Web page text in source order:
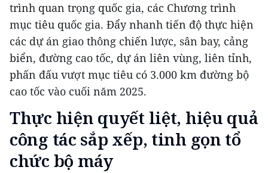
trình quan trọng quốc gia, các Chương trình
mục tiêu quốc gia. Đẩy nhanh tiến độ thực hiện
các dự án giao thông chiến lược, sân bay, cảng
biển, đường cao tốc, dự án liên vùng, liên tỉnh,
phấn đấu vượt mục tiêu có 3.000 km đường bộ
cao tốc vào cuối năm 2025.
Thực hiện quyết liệt, hiệu quả
công tác sắp xếp, tinh gọn tổ
chức bộ máy